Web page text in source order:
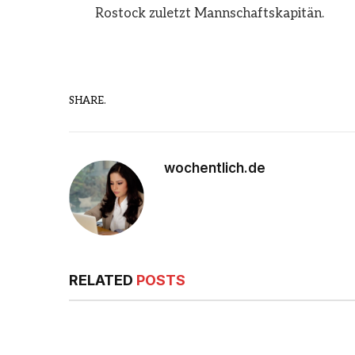
Rostock zuletzt Mannschaftskapitän.
SHARE.
wochentlich.de
RELATED POSTS